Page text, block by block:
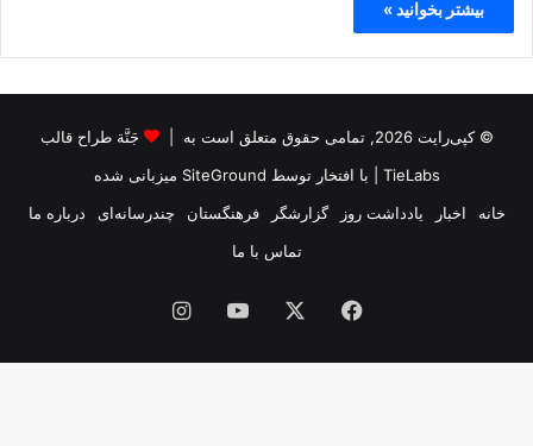
بیشتر بخوانید »
© کپی‌رایت 2026, تمامی حقوق متعلق است به |
جَنَّة طراح قالب
TieLabs | با افتخار توسط SiteGround میزبانی شده
خانه
اخبار یادداشت روز گزارشگر فرهنگستان چندرسانه‌ای
درباره ما
تماس با ما
فیس
بوک
یوتیوب